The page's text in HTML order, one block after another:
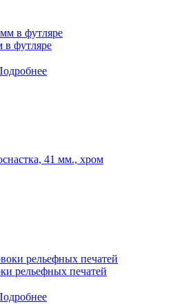
в футляре
41 мм., хром
рельефных печатей